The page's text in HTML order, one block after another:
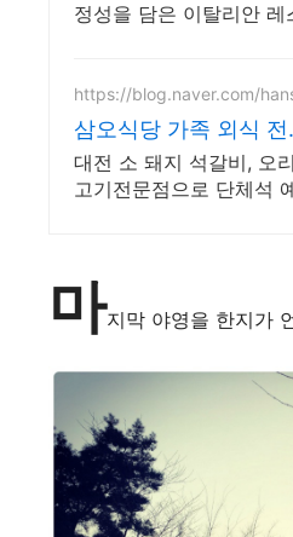
정성을 담은 이탈리안 레
https://blog.naver.com/
삼오식당 가족 외식 전
점
대전 소 돼지 석갈비, 오
고기전문점으로 단체석
마지막 야영을 한지가